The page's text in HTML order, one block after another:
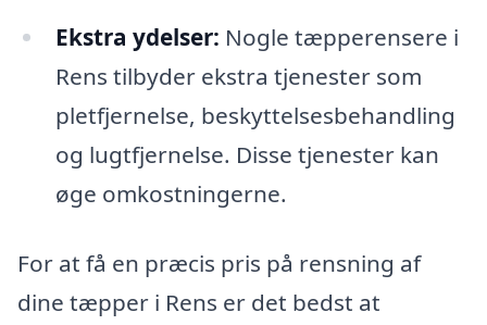
Ekstra ydelser: Nogle tæpperensere i
Rens tilbyder ekstra tjenester som
pletfjernelse, beskyttelsesbehandling
og lugtfjernelse. Disse tjenester kan
øge omkostningerne.
For at få en præcis pris på rensning af
dine tæpper i Rens er det bedst at